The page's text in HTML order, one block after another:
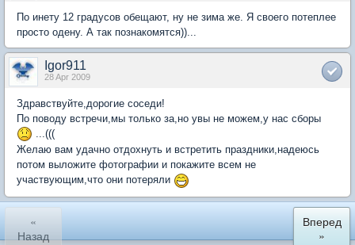
По инету 12 градусов обещают, ну не зима же. Я своего потеплее
просто одену. А так познакомятся))...
Igor911
28 Apr 2009
Здравствуйте,дорогие соседи!
По поводу встречи,мы только за,но увы не можем,у нас сборы
...(((
Желаю вам удачно отдохнуть и встретить праздники,надеюсь
потом выложите фотографии и покажите всем не
участвующим,что они потеряли
«
Назад
Вперед
»